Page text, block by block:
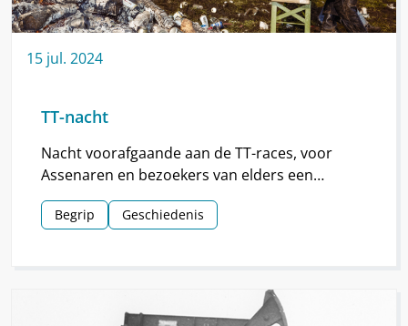
15 jul. 2024
TT-nacht
Nacht voorafgaande aan de TT-races, voor
Assenaren en bezoekers van elders een
hoogtepunt van de TT.
Begrip Geschiedenis